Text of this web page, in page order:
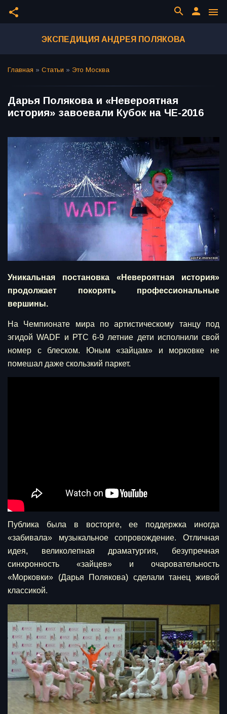
share menu
person
search
ЭКСПЕДИЦИЯ АНДРЕЯ ПОЛЯКОВА
Главная » Статьи » Это Москва
Дарья Полякова и «Невероятная
история» завоевали Кубок на ЧЕ-2016
Уникальная постановка «Невероятная история»
продолжает покорять профессиональные
вершины.
На Чемпионате мира по артистическому танцу под
эгидой WADF и РТС 6-9 летние дети исполнили свой
номер с блеском. Юным «зайцам» и морковке не
помешал даже скользкий паркет.
Публика была в восторге, ее поддержка иногда
«забивала» музыкальное сопровождение. Отличная
идея, великолепная драматургия, безупречная
синхронность «зайцев» и очаровательность
«Морковки» (Дарья Полякова) сделали танец живой
классикой.